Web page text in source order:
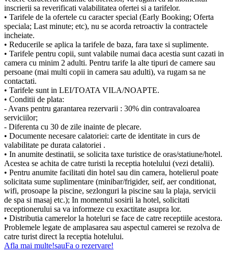
inscrierii sa reverificati valabilitatea ofertei si a tarifelor.
• Tarifele de la ofertele cu caracter special (Early Booking; Oferta
speciala; Last minute; etc), nu se acorda retroactiv la contractele
incheiate.
• Reducerile se aplica la tarifele de baza, fara taxe si suplimente.
• Tarifele pentru copii, sunt valabile numai daca acestia sunt cazati in
camera cu minim 2 adulti. Pentru tarife la alte tipuri de camere sau
persoane (mai multi copii in camera sau adulti), va rugam sa ne
contactati.
• Tarifele sunt in LEI/TOATA VILA/NOAPTE.
• Conditii de plata:
- Avans pentru garantarea rezervarii : 30% din contravaloarea
serviciilor;
- Diferenta cu 30 de zile inainte de plecare.
• Documente necesare calatoriei: carte de identitate in curs de
valabilitate pe durata calatoriei .
• In anumite destinatii, se solicita taxe turistice de oras/statiune/hotel.
Acestea se achita de catre turisti la receptia hotelului (vezi detalii).
• Pentru anumite facilitati din hotel sau din camera, hotelierul poate
solicitata sume suplimentare (minibar/frigider, seif, aer conditionat,
wifi, prosoape la piscine, sezlonguri la piscine sau la plaja, servicii
de spa si masaj etc.); In momentul sosirii la hotel, solicitati
receptionerului sa va informeze cu exactitate asupra lor.
• Distributia camerelor la hoteluri se face de catre receptiile acestora.
Problemele legate de amplasarea sau aspectul camerei se rezolva de
catre turist direct la receptia hotelului.
Afla mai multe!sauFa o rezervare!